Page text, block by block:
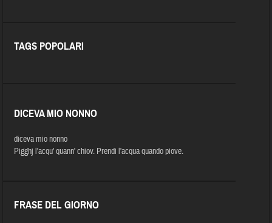
TAGS POPOLARI
DICEVA MIO NONNO
diceva mio nonno
Pigghj l'acqu' quann' chiov. Prendi l'acqua quando piove.
FRASE DEL GIORNO